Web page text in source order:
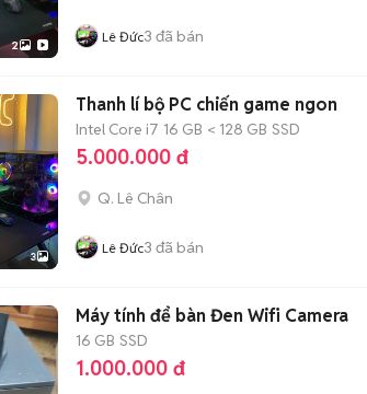
2 Lê Đức3 đã bán
3
Thanh lí bộ PC chiến game ngon
Intel Core i7 16 GB < 128 GB SSD
5.000.000 đ
Q. Lê Chân
Lê Đức3 đã bán
Máy tính để bàn Đen Wifi Camera
16 GB SSD
1.000.000 đ